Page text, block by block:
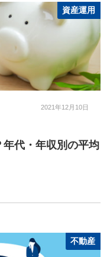
資産運用
2021年12月10日
代・年収別の平均
不動産